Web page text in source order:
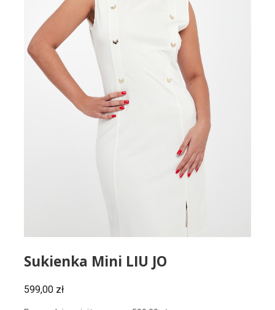
Sukienka Mini LIU JO
599,00 zł